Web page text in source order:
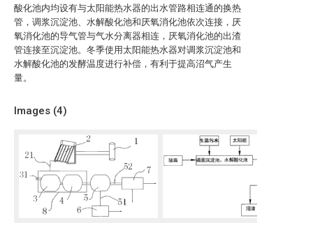
酸化池内均设有与太阳能热水器的出水管路相连通的换热
管，调浆沉淀池、水解酸化池和厌氧消化池依次连接，厌
氧消化池的导气管与气水分离器相连，厌氧消化池的出渣
管连接至沉淀池。冬季使用太阳能热水器对调浆沉淀池和
水解酸化池的发酵温度进行补偿，有利于提高沼气产生
量。
Images (4)